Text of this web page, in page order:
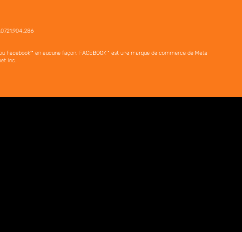
Facebook™ en aucune façon. FACEBOOK™ est une marque de commerce de Meta
Inc.